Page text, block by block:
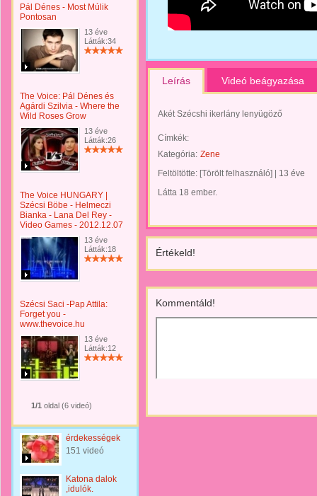
Pál Dénes - Most Múlik
Pontosan
13 éve
Látták:34
The Voice: Pál Dénes és
Agárdi Szilvia - Where the
Wild Roses Grow
13 éve
Látták:26
The Voice HUNGARY |
Szécsi Böbe - Helmeczi
Bianka - Lana Del Rey -
Video Games - 2012.12.07
13 éve
Látták:18
Szécsi Saci -Pap Attila:
Forget you -
www.thevoice.hu
13 éve
Látták:12
1/1 oldal (6 videó)
érdekességek
151 videó
Katona dalok
,idulók.
Leírás Videó beágyazása
Akét Szécshi ikerlány lenyügöző
Címkék:
Kategória: Zene
Feltöltötte: [Törölt felhasználó]
13 éve
Látta 18 ember.
Értékeld!
Kommentáld!